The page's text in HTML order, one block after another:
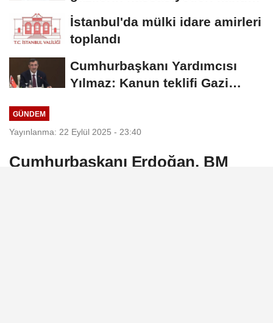
teklifinde...
İstanbul'da mülki idare amirleri
toplandı
Cumhurbaşkanı Yardımcısı
Yılmaz: Kanun teklifi Gazi
GÜNDEM
Yayınlanma: 22 Eylül 2025 - 23:40
Cumhurbaşkanı Erdoğan, BM